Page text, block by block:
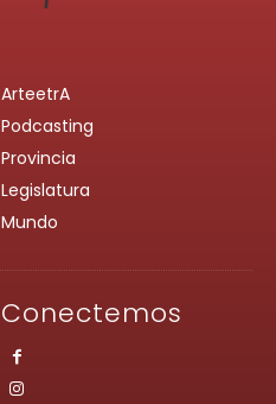
ArteetrA
Podcasting
Provincia
Legislatura
Mundo
Conectemos